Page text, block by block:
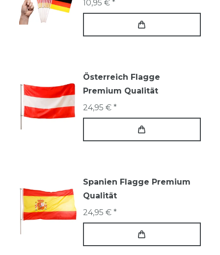
10,95 € *
Österreich Flagge
Premium Qualität
24,95 € *
Spanien Flagge Premium
Qualität
24,95 € *